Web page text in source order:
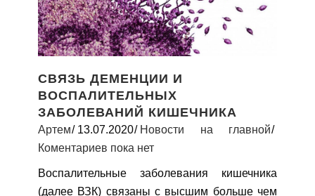
СВЯЗЬ ДЕМЕНЦИИ И
ВОСПАЛИТЕЛЬНЫХ
ЗАБОЛЕВАНИЙ КИШЕЧНИКА
Артем 13.07.2020
Новости на главной
Коментариев пока нет
Воспалительные заболевания кишечника
(далее ВЗК) связаны с высшим больше чем